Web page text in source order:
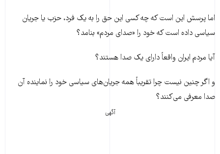
اما پرسش این است که چه کسی این حق را به یک فرد، حزب یا جریان
سیاسی داده است که خود را «صدای مردم» بنامد؟
آیا مردم ایران واقعاً دارای یک صدا هستند؟
و اگر چنین نیست چرا تقریباً همه جریان‌های سیاسی خود را نماینده آن
صدا معرفی می‌کنند؟
آگهی